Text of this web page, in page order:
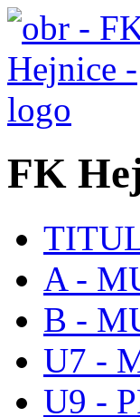
FK
A -
B -
U7 -
U9 -